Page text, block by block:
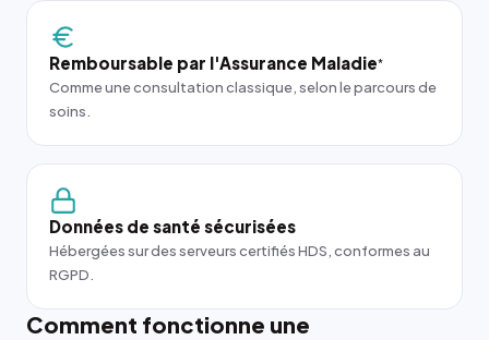
Remboursable par l'Assurance Maladie*
Comme une consultation classique, selon le parcours de
soins.
Données de santé sécurisées
Hébergées sur des serveurs certifiés HDS, conformes au
RGPD.
Comment fonctionne une